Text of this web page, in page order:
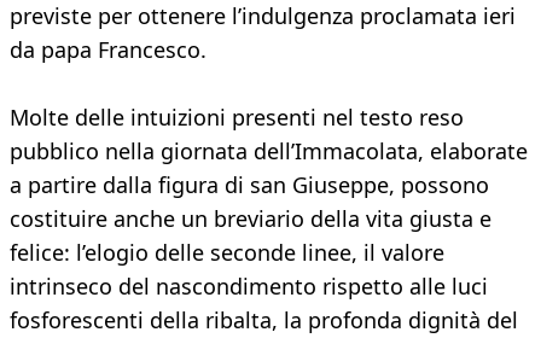
previste per ottenere l’indulgenza proclamata ieri
da papa Francesco.
Molte delle intuizioni presenti nel testo reso
pubblico nella giornata dell’Immacolata, elaborate
a partire dalla figura di san Giuseppe, possono
costituire anche un breviario della vita giusta e
felice: l’elogio delle seconde linee, il valore
intrinseco del nascondimento rispetto alle luci
fosforescenti della ribalta, la profonda dignità del